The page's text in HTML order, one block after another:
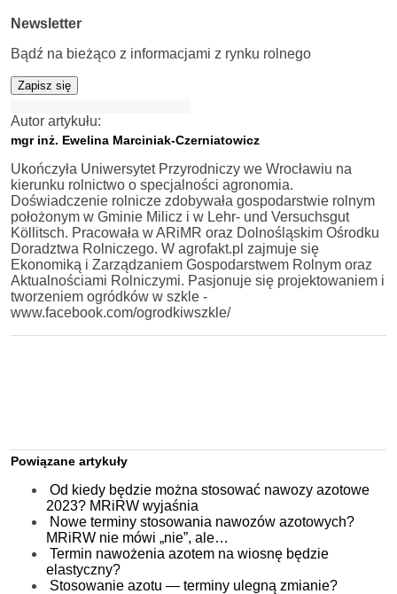
Newsletter
Bądź na bieżąco z informacjami z rynku rolnego
Zapisz się
Autor artykułu:
mgr inż. Ewelina Marciniak-Czerniatowicz
Ukończyła Uniwersytet Przyrodniczy we Wrocławiu na
kierunku rolnictwo o specjalności agronomia.
Doświadczenie rolnicze zdobywała gospodarstwie rolnym
położonym w Gminie Milicz i w Lehr- und Versuchsgut
Köllitsch. Pracowała w ARiMR oraz Dolnośląskim Ośrodku
Doradztwa Rolniczego. W agrofakt.pl zajmuje się
Ekonomiką i Zarządzaniem Gospodarstwem Rolnym oraz
Aktualnościami Rolniczymi. Pasjonuje się projektowaniem i
tworzeniem ogródków w szkle -
www.facebook.com/ogrodkiwszkle/
Powiązane artykuły
Od kiedy będzie można stosować nawozy azotowe
2023? MRiRW wyjaśnia
Nowe terminy stosowania nawozów azotowych?
MRiRW nie mówi „nie”, ale…
Termin nawożenia azotem na wiosnę będzie
elastyczny?
Stosowanie azotu — terminy ulegną zmianie?